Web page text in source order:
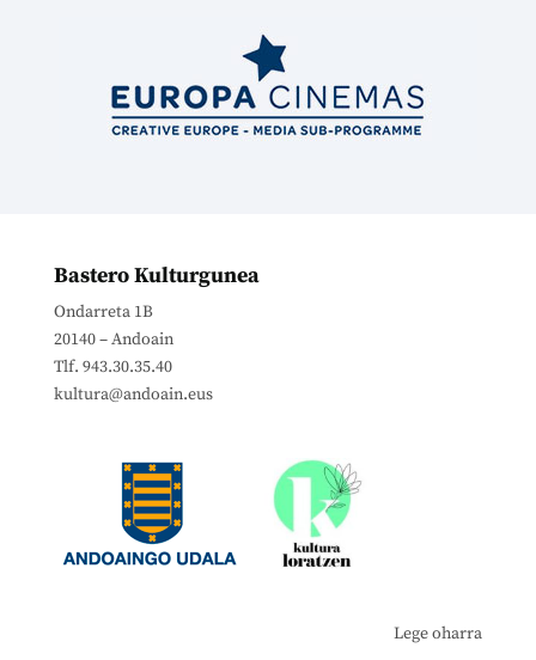
Bastero Kulturgunea
Ondarreta 1B
20140 – Andoain
Tlf. 943.30.35.40
kultura@andoain.eus
Lege oharra